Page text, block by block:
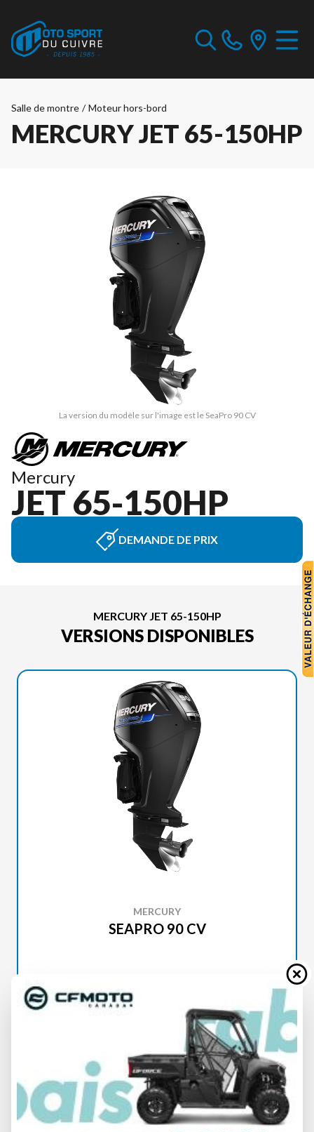
Salle de montre / Moteur hors-bord
MERCURY JET 65-150HP
La version du modèle sur l'image est le SeaPro 90 CV
Mercury
JET 65-150HP
DEMANDE DE PRIX
MERCURY JET 65-150HP
VERSIONS DISPONIBLES
MERCURY
SEAPRO 90 CV
SPÉCIFICATIONS